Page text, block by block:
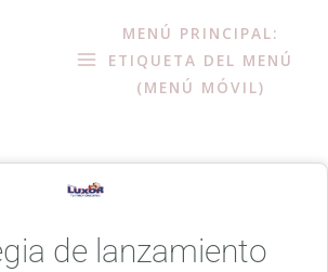
MENÚ PRINCIPAL:
ETIQUETA DEL MENÚ
(MENÚ MÓVIL)
de lanzamiento